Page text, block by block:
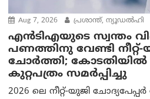
Aug 7, 2026 പ്രശാന്ത്, ന്യൂഡല്‍ഹി
എൻ‌ടി‌എയുടെ സ്വന്തം
പണത്തിനു വേണ്ടി നീറ്റ്-
ചോർത്തി;
കുറ്റപത്രം സമര്‍പ്പിച്ചു
2026 ലെ നീറ്റ്-യുജി